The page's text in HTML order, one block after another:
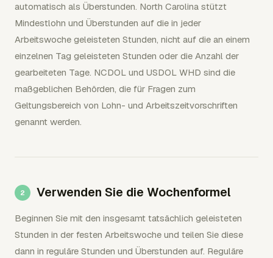
automatisch als Überstunden. North Carolina stützt
Mindestlohn und Überstunden auf die in jeder
Arbeitswoche geleisteten Stunden, nicht auf die an einem
einzelnen Tag geleisteten Stunden oder die Anzahl der
gearbeiteten Tage. NCDOL und USDOL WHD sind die
maßgeblichen Behörden, die für Fragen zum
Geltungsbereich von Lohn- und Arbeitszeitvorschriften
genannt werden.
Verwenden Sie die Wochenformel
Beginnen Sie mit den insgesamt tatsächlich geleisteten
Stunden in der festen Arbeitswoche und teilen Sie diese
dann in reguläre Stunden und Überstunden auf. Reguläre